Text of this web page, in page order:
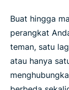
Buat hingga
perangkat
teman, satu
atau hanya